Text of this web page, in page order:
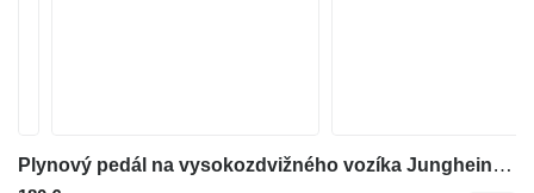
Plynový pedál na vysokozdvižného vozíka Jungheinrich